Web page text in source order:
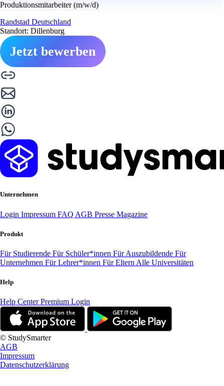
Produktionsmitarbeiter (m/w/d)
Randstad Deutschland
Standort: Dillenburg
Jetzt bewerben
Unternehmen
Login Impressum FAQ AGB Presse Magazine
Produkt
Für Studierende Für Schüler*innen Für Auszubildende Für
Unternehmen Für Lehrer*innen Für Eltern Alle Universitäten
Help
Help CenterPremium Login
© StudySmarter
AGB
Impressum
Datenschutzerklärung